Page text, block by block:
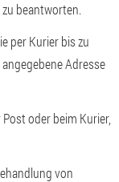
beantworten.
per Kurier bis zu
Adresse
oder beim Kurier,
von